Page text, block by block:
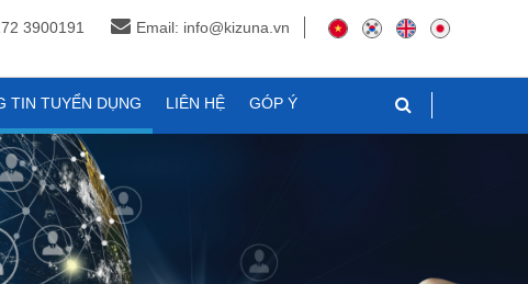
3900191 Email: info@kizuna.vn
TIN TUYỂN DỤNG LIÊN HỆ GÓP Ý